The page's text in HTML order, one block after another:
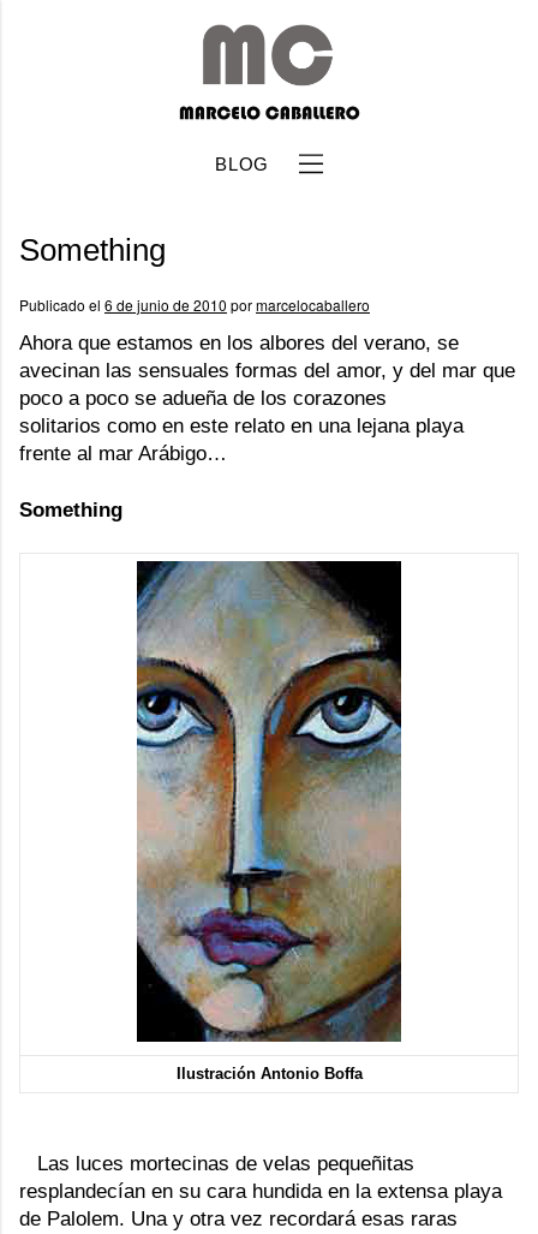
BLOG
Something
Publicado el 6 de junio de 2010 pormarcelocaballero
Ahora que estamos en los albores del verano, se
avecinan las sensuales formas del amor, y del mar que
poco a poco se adueña de los corazones
solitarios como en este relato en una lejana playa
frente al mar Arábigo…
Something
Ilustración Antonio Boffa
Las luces mortecinas de velas pequeñitas
resplandecían en su cara hundida en la extensa playa
de Palolem. Una y otra vez recordará esas raras